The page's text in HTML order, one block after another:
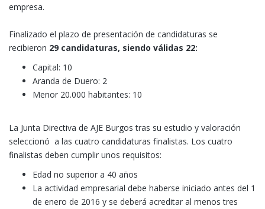
empresa.
Finalizado el plazo de presentación de candidaturas se
recibieron 29 candidaturas, siendo válidas 22:
Capital: 10
Aranda de Duero: 2
Menor 20.000 habitantes: 10
La Junta Directiva de AJE Burgos tras su estudio y valoración
seleccionó a las cuatro candidaturas finalistas. Los cuatro
finalistas deben cumplir unos requisitos:
Edad no superior a 40 años
La actividad empresarial debe haberse iniciado antes del 1
de enero de 2016 y se deberá acreditar al menos tres